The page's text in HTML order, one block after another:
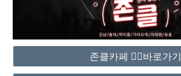
존클카페 ❤️‍🔥바로가기